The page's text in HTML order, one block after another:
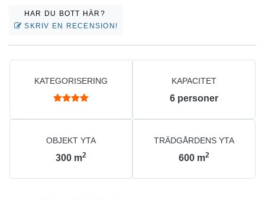
HAR DU BOTT HÄR?
SKRIV EN RECENSION!
KATEGORISERING KAPACITET
6 personer
OBJEKT YTA
300 m2
TRÄDGÅRDENS YTA
600 m2